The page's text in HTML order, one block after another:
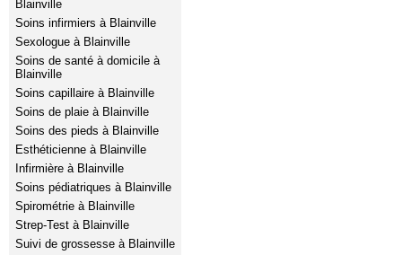
Blainville
Soins infirmiers à Blainville
Sexologue à Blainville
Soins de santé à domicile à
Blainville
Soins capillaire à Blainville
Soins de plaie à Blainville
Soins des pieds à Blainville
Esthéticienne à Blainville
Infirmière à Blainville
Soins pédiatriques à Blainville
Spirométrie à Blainville
Strep-Test à Blainville
Suivi de grossesse à Blainville